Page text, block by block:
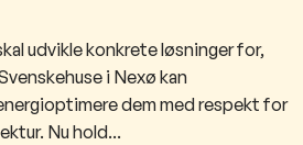
udvikle konkrete løsninger for,
i Nexø kan
dem med respekt for
Nu hold...